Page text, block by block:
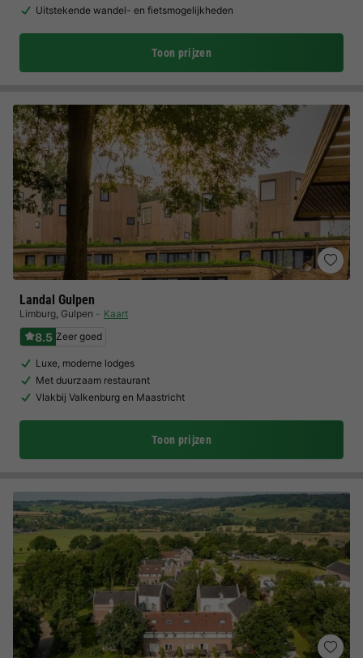
Uitstekende wandel- en fietsmogelijkheden
Toon prijzen
Landal Gulpen
Limburg, Gulpen Kaart
8.5 Zeer goed
Luxe, moderne lodges
Met duurzaam restaurant
Vlakbij Valkenburg en Maastricht
Toon prijzen